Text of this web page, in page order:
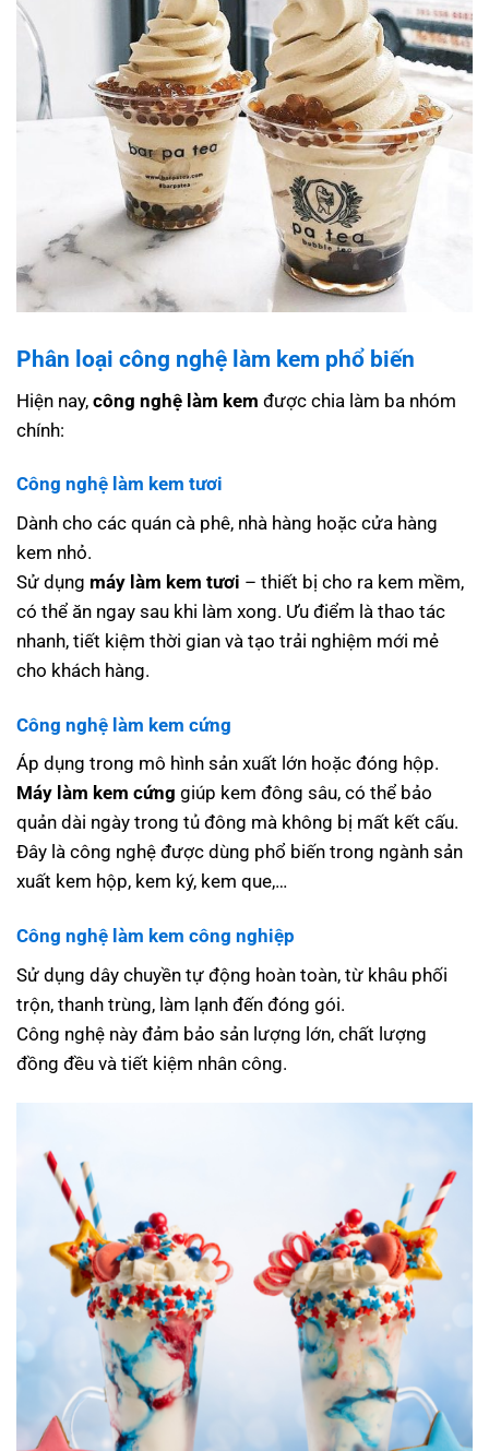
Phân loại công nghệ làm kem phổ biến
Hiện nay, công nghệ làm kem được chia làm ba nhóm
chính:
Công nghệ làm kem tươi
Dành cho các quán cà phê, nhà hàng hoặc cửa hàng
kem nhỏ.
Sử dụng máy làm kem tươi – thiết bị cho ra kem mềm,
có thể ăn ngay sau khi làm xong. Ưu điểm là thao tác
nhanh, tiết kiệm thời gian và tạo trải nghiệm mới mẻ
cho khách hàng.
Công nghệ làm kem cứng
Áp dụng trong mô hình sản xuất lớn hoặc đóng hộp.
Máy làm kem cứng giúp kem đông sâu, có thể bảo
quản dài ngày trong tủ đông mà không bị mất kết cấu.
Đây là công nghệ được dùng phổ biến trong ngành sản
xuất kem hộp, kem ký, kem que,…
Công nghệ làm kem công nghiệp
Sử dụng dây chuyền tự động hoàn toàn, từ khâu phối
trộn, thanh trùng, làm lạnh đến đóng gói.
Công nghệ này đảm bảo sản lượng lớn, chất lượng
đồng đều và tiết kiệm nhân công.